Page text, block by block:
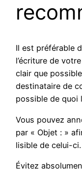
Il est préférable
l’écriture de
clair que
destinataire de
possible de quoi
Vous pouvez
par « Objet : »
lisible de celui-ci.
Évitez